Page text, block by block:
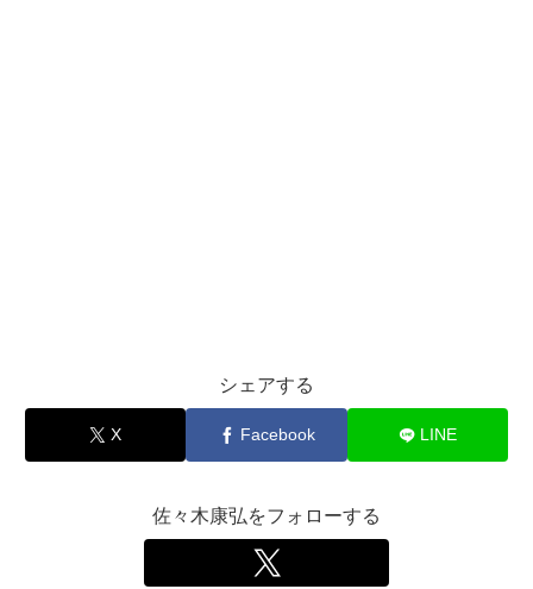
シェアする
X Facebook LINE
佐々木康弘をフォローする